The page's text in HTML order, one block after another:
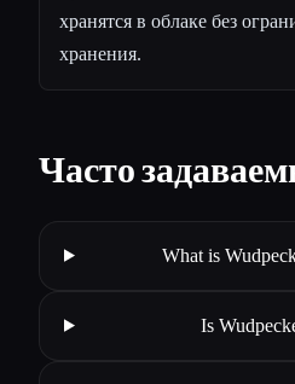
хранятся в облаке без
хранения.
Часто
What is
Is